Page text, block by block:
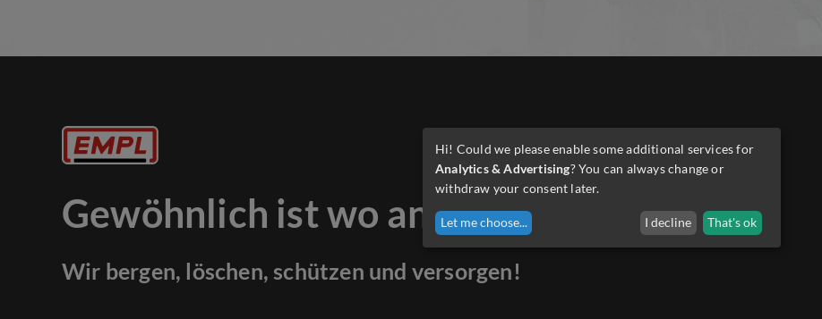
Gewöhnlich ist wo anders.
Wir bergen, löschen, schützen und versorgen!
Hi! Could we please enable some additional services for
Analytics & Advertising? You can always change or
withdraw your consent later.
Let me choose... I decline That's ok